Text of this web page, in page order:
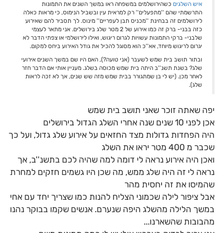
איש השלגים כשהירושלמים במשפחה ראו במשך השנים את התמונות
התרשמתי שהם ''מתפעלים'' רק למראית עין ובשביל הנימוס, כי מראות כאלה
לירושלמים זה בבחינת ''מכניס תבן לעפריים'' מינוס. לך תסביר להם שאירוע
כזה בבני- ברק זה כמו אירוע של 2 מטר שלג בירושלים. אני מתאר לעצמי
שלבני- ברקי התמונות עשויות לגרום ריגוש, ואילו לירושלמי או צפתי הדבר לא
יגרום לריגוש מיוחד, אא''כ הוא מסוגל להכיל את גודל האירוע ביחס למקום.
ובתור תושב בית שמש לשעבר (אני טועה?), האם היו שם במשך השנים אירועי
שלג? בשנת תשנ''ב היתה בית שמש מכוסה בשלג. מעניין אותי אם הדבר חזר
לאחר מכן. (יש לי בן שמתגורר בבית שמש מזה שש שנים, אך לא זכה לראות
שלג).
יפה שאתה זוכר שאני תושב בית שמש
אכן לפני 10 שנים שנה אחרי השלג הגדול בירושלים
היה הפחדות גדולות מצד החזאים על אירוע שלג גדול, ועל כך
שכבר מ 400 מטר יראו את השלג
ואכן היה אירוע נראה לי דומה למה שהיה לכם בתשנ''ב, אך
נראה לי זה היה שלג ממש, מה שכן היו גשמים חזקים למחרת
שהמיסו את זה יחסית מהר
אבל ציפור לילה שכמוני הצליח להנות כמו שצריך יחד עם אחי
במשך הלילה מהשלג היפה שנערם. אנשים שקמו בבוקר נהנו
מהבובות שהשארנו...